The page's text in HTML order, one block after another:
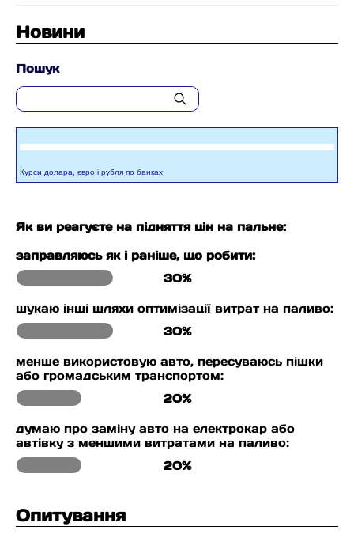
Новини
Пошук
Курси долара, євро і рубля по банках
Як ви реагуєте на підняття цін на пальне:
заправляюсь як і раніше, що робити:
30%
шукаю інші шляхи оптимізації витрат на паливо:
30%
менше використовую авто, пересуваюсь пішки
або громадським транспортом:
20%
думаю про заміну авто на електрокар або
автівку з меншими витратами на паливо:
20%
Опитування